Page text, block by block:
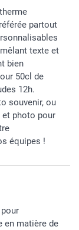
partout
texte et
bien
50cl de
12h.
souvenir, ou
photo pour
équipes !
en matière de